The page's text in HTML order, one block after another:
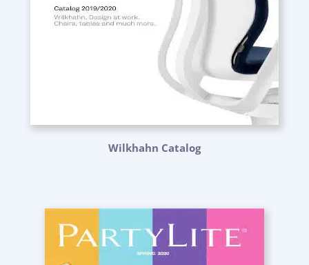
Wilkhahn Catalog